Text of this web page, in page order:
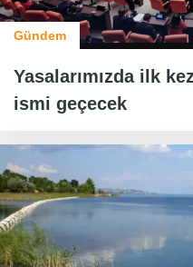
Gündem
Yasalarımızda ilk
ismi geçecek